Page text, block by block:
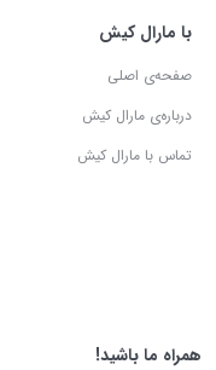
با مارال کیش
صفحه‌ی اصلی
درباره‌ی مارال کیش
تماس با مارال کیش
همراه ما باشید!